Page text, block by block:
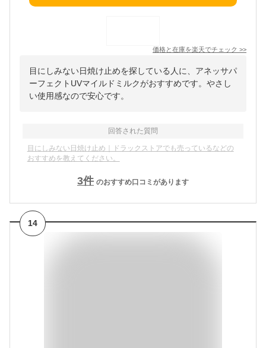
価格と在庫を楽天でチェック >>
目にしみない日焼け止めを探している人に、アネッサパ
ーフェクトUVマイルドミルクがおすすめです。やさし
い使用感なので安心です。
回答された質問
目にしみない日焼け止め｜ドラックストアでも売っているなどの
おすすめを教えてください。
3件 のおすすめ口コミがあります
14